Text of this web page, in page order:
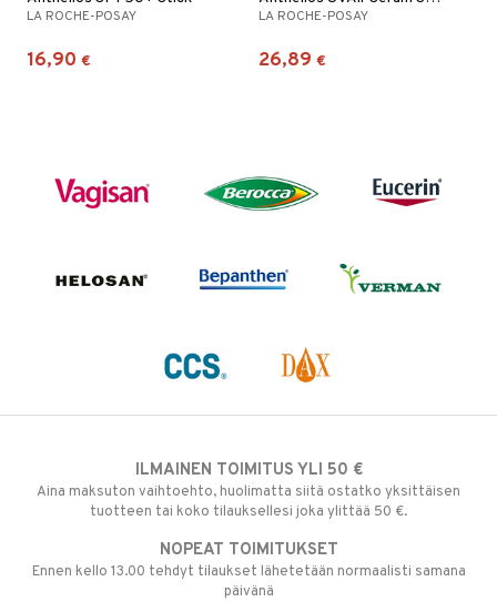
LA ROCHE-POSAY
16,90 €
LA ROCHE-POSAY
26,89 €
ILMAINEN TOIMITUS YLI 50 €
Aina maksuton vaihtoehto, huolimatta siitä ostatko yksittäisen
tuotteen tai koko tilauksellesi joka ylittää 50 €.
NOPEAT TOIMITUKSET
Ennen kello 13.00 tehdyt tilaukset lähetetään normaalisti samana
päivänä